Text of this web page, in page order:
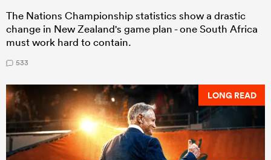
The Nations Championship statistics show a drastic
change in New Zealand's game plan - one South Africa
must work hard to contain.
533
LONG READ